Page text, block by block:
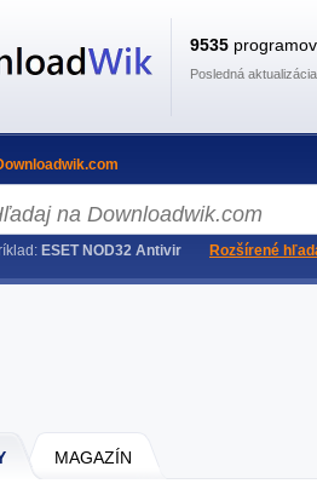
MAGAZÍN
9535
Posledná
ESET NOD32 Antivir Rozšírené